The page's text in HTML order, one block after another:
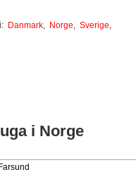
Danmark, Norge, Sverige,
i Norge